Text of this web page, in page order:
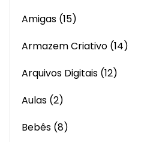
Amigas (15)
Armazem Criativo (14)
Arquivos Digitais (12)
Aulas (2)
Bebês (8)